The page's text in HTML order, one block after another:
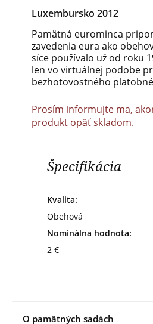
Luxembursko 2012
Pamätná eurominca
zavedenia eura ako
síce používalo už od roku
len vo virtuálnej podobe
bezhotovostného
Prosím informujte ma,
produkt opäť skladom.
Špecifikácia
Kvalita:
Obehová
Nominálna hodnota:
2 €
O pamätných sadách